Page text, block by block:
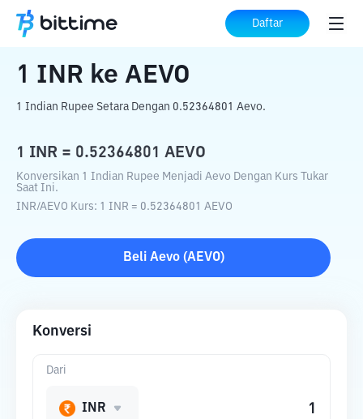
Daftar
Beranda Konverter Kripto ke AEVO
1 INR ke AEVO
1 Indian Rupee Setara Dengan 0.52364801 Aevo.
1 INR = 0.52364801 AEVO
Konversikan 1 Indian Rupee Menjadi Aevo Dengan Kurs Tukar
Saat Ini.
INR/AEVO Kurs: 1 INR = 0.52364801 AEVO
Beli Aevo(AEVO)
Konversi
Dari
INR